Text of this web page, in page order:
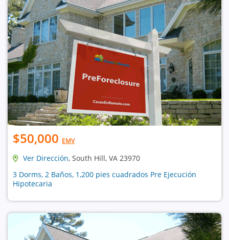
$50,000 EMV
Ver Dirección, South Hill, VA 23970
3 Dorms, 2 Baños, 1,200 pies cuadrados Pre Ejecución
Hipotecaria